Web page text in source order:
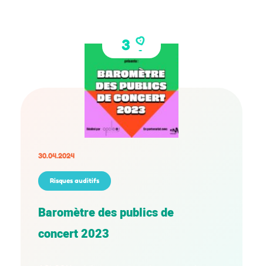
30.04.2024
Risques auditifs
Baromètre des publics de
concert 2023
3